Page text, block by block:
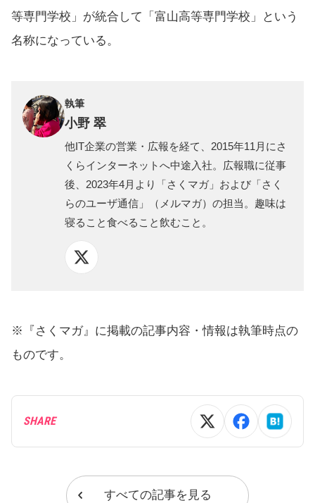
等専門学校」が統合して「富山高等専門学校」という
名称になっている。
執筆
小野 翠
他IT企業の営業・広報を経て、2015年11月にさ
くらインターネットへ中途入社。広報職に従事
後、2023年4月より「さくマガ」および「さく
らのユーザ通信」（メルマガ）の担当。趣味は
寝ること食べること飲むこと。
※『さくマガ』に掲載の記事内容・情報は執筆時点の
ものです。
SHARE
すべての記事を見る